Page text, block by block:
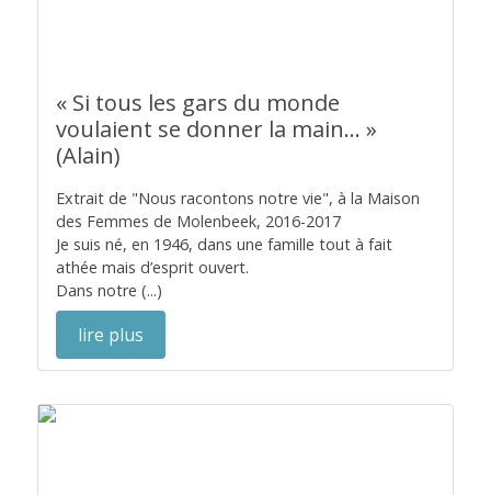
« Si tous les gars du monde
voulaient se donner la main… »
(Alain)
Extrait de "Nous racontons notre vie", à la Maison
des Femmes de Molenbeek, 2016-2017
Je suis né, en 1946, dans une famille tout à fait
athée mais d’esprit ouvert.
Dans notre (...)
lire plus